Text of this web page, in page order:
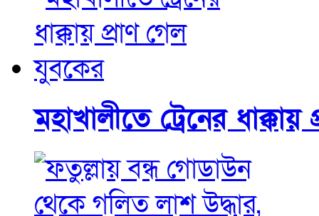
মহাখালীতে ট্রেনের